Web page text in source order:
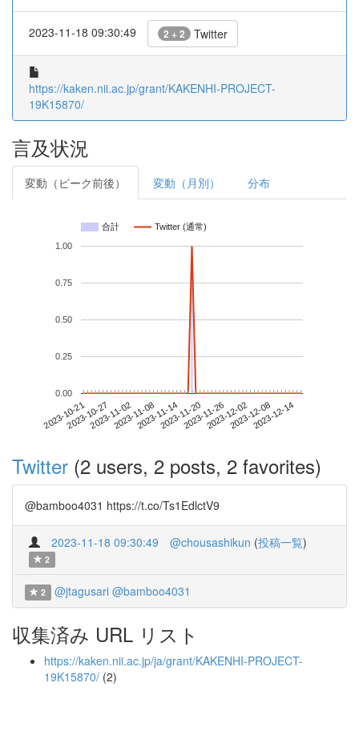
2023-11-18 09:30:49 2 + 2 Twitter
https://kaken.nii.ac.jp/grant/KAKENHI-PROJECT-
19K15870/
言及状況
変動（ピーク前後） 変動（月別） 分布
合計 Twitter (通常)
2023-10-212023-10-272023-11-022023-11-082023-11-142023-11-202023-11-262023-12-022023-12-082023-12-14
0.00
0.25
0.50
0.75
1.00
Twitter (2 users, 2 posts, 2 favorites)
@bamboo4031 https://t.co/Ts1EdlctV9
2023-11-18 09:30:49 @chousashikun (投稿一覧)
2
2 @jtagusari @bamboo4031
収集済み URL リスト
https://kaken.nii.ac.jp/ja/grant/KAKENHI-PROJECT-
19K15870/ (2)